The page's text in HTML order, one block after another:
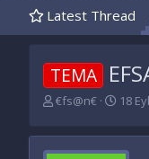
Latest Thread
TEMA
K
n
u
€fs@n€
B
ş
l
18